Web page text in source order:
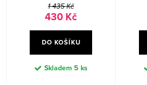
1 435 Kč
430 Kč
DO KOŠÍKU
Skladem 5 ks